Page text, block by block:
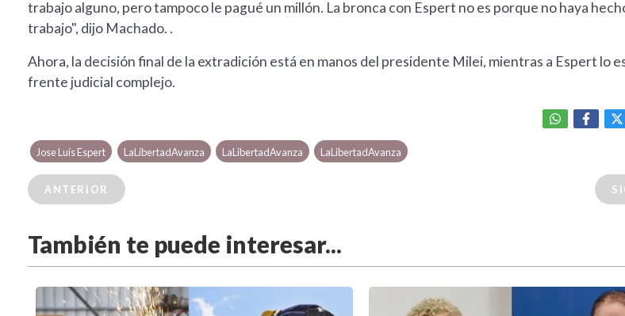
trabajo alguno, pero tampoco le pagué un millón. La bronca con Espert no es porque no haya
trabajo", dijo Machado. .
Ahora, la decisión final de la extradición está en manos del presidente Milei, mientras a Espert lo
frente judicial complejo.
Jose Luis Espert LaLibertadAvanza LaLibertadAvanza LaLibertadAvanza
ANTERIOR
También te puede interesar...